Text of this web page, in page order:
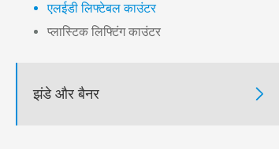
एलईडी लिफ्टेबल काउंटर
प्लास्टिक लिफ्टिंग काउंटर
झंडे और बैनर 